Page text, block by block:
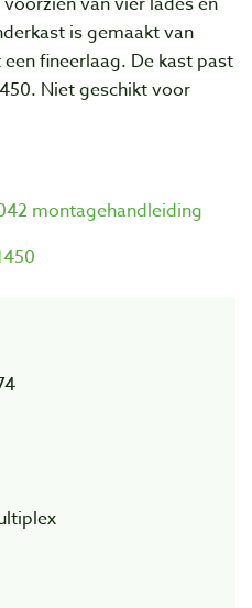
is gemaakt van
fineerlaag. De kast past
Niet geschikt voor
montagehandleiding